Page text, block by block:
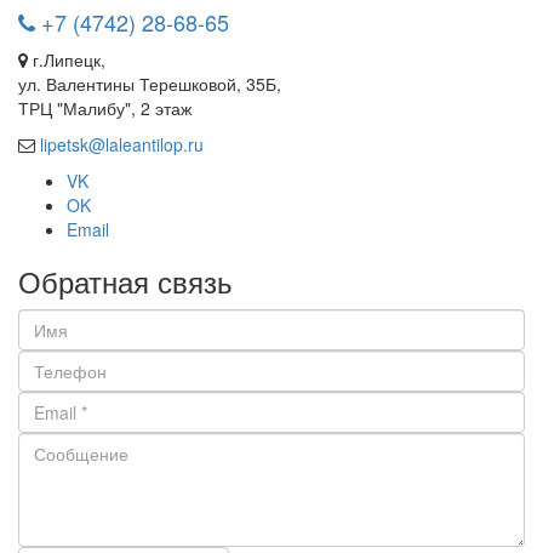
+7 (4742) 28-68-65
г.Липецк,
ул. Валентины Терешковой, 35Б,
ТРЦ "Малибу", 2 этаж
lipetsk@laleantilop.ru
VK
OK
Email
Обратная связь